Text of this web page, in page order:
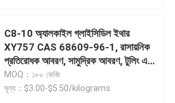
C8-10 অ্যালকাইল গ্লাইসিডিল ইথার
XY757 CAS 68609-96-1, রাসায়নিক
প্রতিরোধক আবরণ, সামুদ্রিক আবরণ, টুলিং এবং
ঢালাই, সাধারণ ব্যবহারের আঠালো, 100%
কঠিন আবরণ
MOQ：১৮০ কেজি
মূল্য：$3.00-$5.50/kilograms